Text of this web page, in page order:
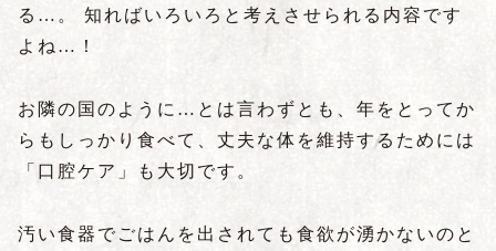
る…。 知ればいろいろと考えさせられる内容です
よね…！
お隣の国のように…とは言わずとも、年をとってか
らもしっかり食べて、丈夫な体を維持するためには
「口腔ケア」も大切です。
汚い食器でごはんを出されても食欲が湧かないのと